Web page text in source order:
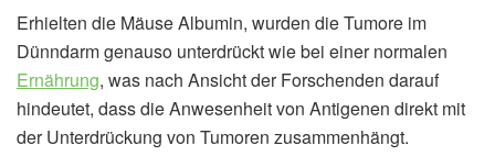
Erhielten die Mäuse Albumin, wurden die Tumore im
Dünndarm genauso unterdrückt wie bei einer normalen
Ernährung, was nach Ansicht der Forschenden darauf
hindeutet, dass die Anwesenheit von Antigenen direkt mit
der Unterdrückung von Tumoren zusammenhängt.